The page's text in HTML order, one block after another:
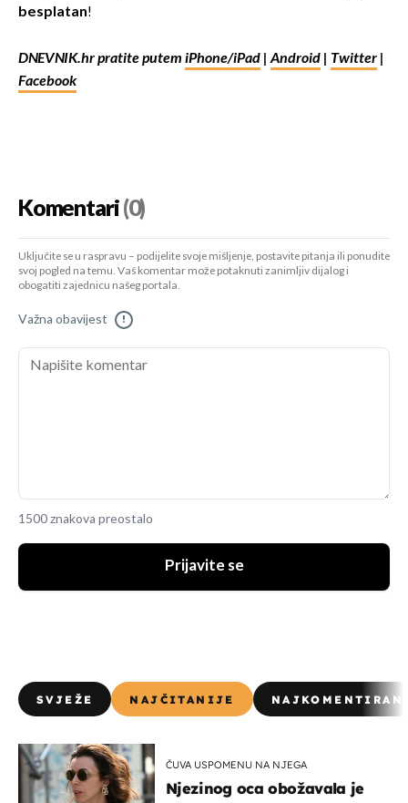
besplatan!
DNEVNIK.hr pratite putem iPhone/iPad |Android | Twitter |
Facebook
Komentari(0)
Uključite se u raspravu – podijelite svoje mišljenje, postavite pitanja ili ponudite
svoj pogled na temu. Vaš komentar može potaknuti zanimljiv dijalog i
obogatiti zajednicu našeg portala.
Važna obavijest !
1500 znakova preostalo
Prijavite se
SVJEŽE NAJČITANIJE
ČUVA USPOMENU NA NJEGA
Njezinog oca obožavala je